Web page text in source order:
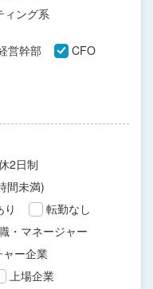
ィング系
営幹部
CFO
2日制
間未満)
り
転勤なし
・マネージャー
ー企業
上場企業